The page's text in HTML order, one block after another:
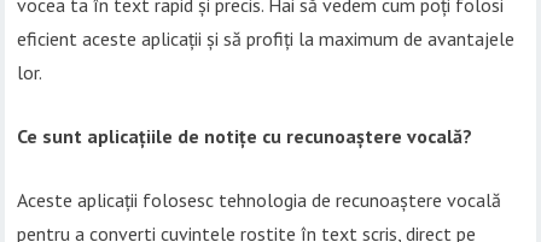
vocea ta în text rapid și precis. Hai să vedem cum poți folosi
eficient aceste aplicații și să profiți la maximum de avantajele
lor.
Ce sunt aplicațiile de notițe cu recunoaștere vocală?
Aceste aplicații folosesc tehnologia de recunoaștere vocală
pentru a converti cuvintele rostite în text scris, direct pe